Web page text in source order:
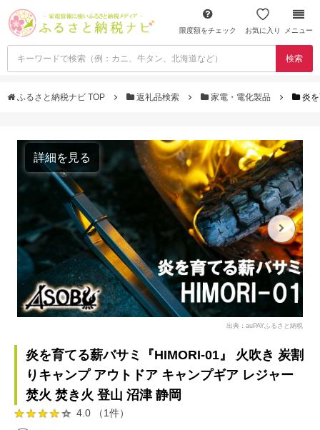
限度額をチェック お気に入り メニュー
検索
ふるさと納税ナビ TOP 返礼品検索 家電・電化製品 炎
詳細を見る
出典：auPAYふるさと納税
炎を育てる薪バサミ『HIMORI-01』 火吹き 炭割
りキャンプ アウトドア キャンプギア レジャー
焚火 焚き火 登山 沼津 静岡
4.0 （1件）